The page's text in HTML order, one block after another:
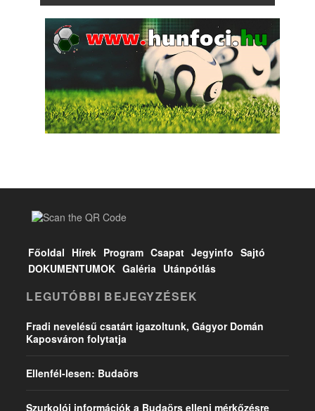
Főoldal Hírek Program Csapat Jegyinfo Sajtó
DOKUMENTUMOK Galéria Utánpótlás
LEGUTÓBBI BEJEGYZÉSEK
Fradi nevelésű csatárt igazoltunk, Gágyor Domán
Kaposváron folytatja
Ellenfél-lesen: Budaörs
Szurkolói információk a Budaörs elleni mérkőzésre